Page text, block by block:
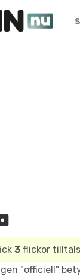
3 flickor
"officiell"